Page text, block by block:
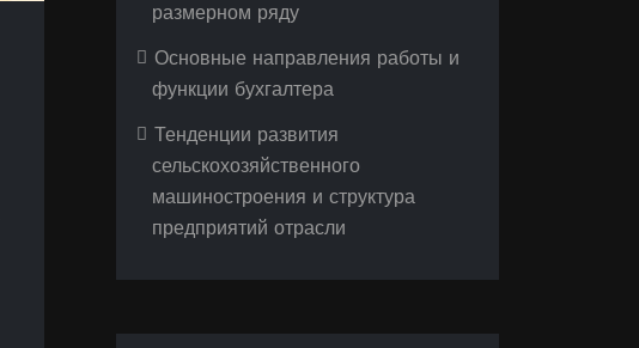
размерном ряду
Основные направления работы и
функции бухгалтера
Тенденции развития
сельскохозяйственного
машиностроения и структура
предприятий отрасли